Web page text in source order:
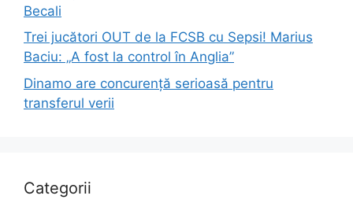
Becali
Trei jucători OUT de la FCSB cu Sepsi! Marius
Baciu: „A fost la control în Anglia”
Dinamo are concurență serioasă pentru
transferul verii
Categorii